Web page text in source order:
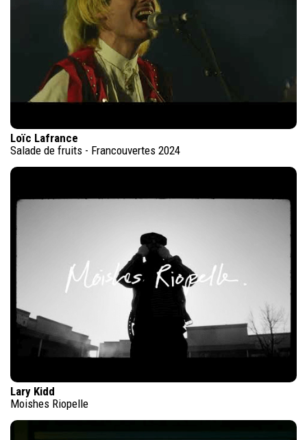
Loïc Lafrance
Salade de fruits - Francouvertes 2024
Lary Kidd
Moishes Riopelle